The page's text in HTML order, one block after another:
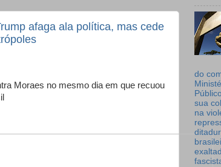
afaga ala política, mas cede
Moraes no mesmo dia em que recuou
do
sua
na